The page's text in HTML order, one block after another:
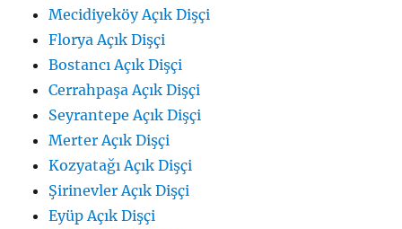
Mecidiyeköy Açık Dişçi
Florya Açık Dişçi
Bostancı Açık Dişçi
Cerrahpaşa Açık Dişçi
Seyrantepe Açık Dişçi
Merter Açık Dişçi
Kozyatağı Açık Dişçi
Şirinevler Açık Dişçi
Eyüp Açık Dişçi